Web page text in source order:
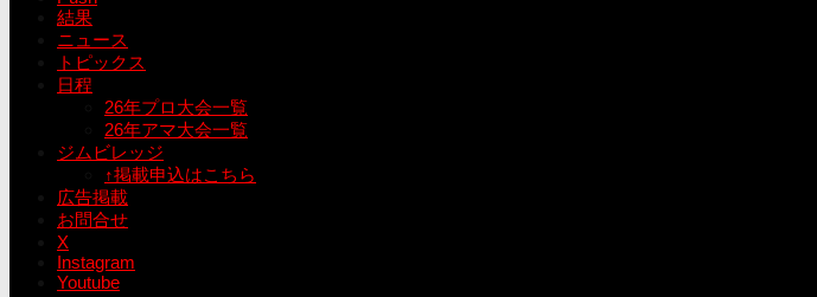
結果
ニュース
トピックス
日程
26年プロ大会一覧
26年アマ大会一覧
ジムビレッジ
↑掲載申込はこちら
広告掲載
お問合せ
X
Instagram
Youtube